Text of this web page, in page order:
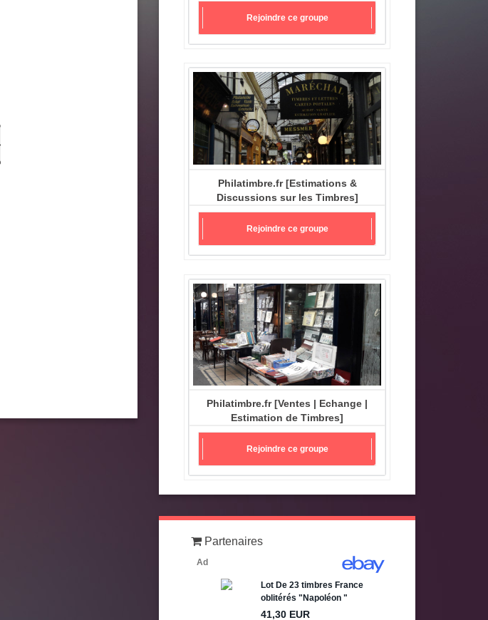
Rejoindre ce groupe
Philatimbre.fr [Estimations &
Discussions sur les Timbres]
Rejoindre ce groupe
Philatimbre.fr [Ventes | Echange |
Estimation de Timbres]
Rejoindre ce groupe
Partenaires